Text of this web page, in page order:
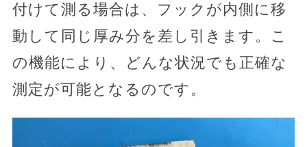
付けて測る場合は、フックが内側に移
動して同じ厚み分を差し引きます。こ
の機能により、どんな状況でも正確な
測定が可能となるのです。